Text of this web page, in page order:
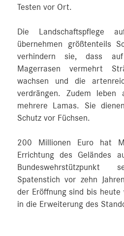
Testen vor Ort.
Die Landschaftspflege
übernehmen größtenteils
verhindern sie, dass
Magerrasen vermehrt
wachsen und die
verdrängen. Zudem leben
mehrere Lamas. Sie
Schutz vor Füchsen.
200 Millionen Euro hat
Errichtung des Geländes
Spatenstich vor zehn
der Eröffnung sind bis
in die Erweiterung des